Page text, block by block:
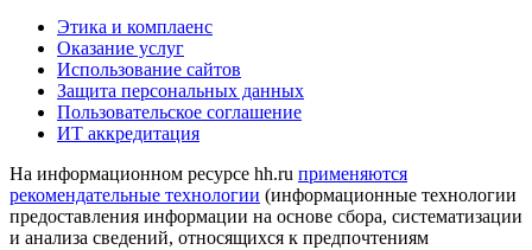
Этика и комплаенс
Оказание услуг
Использование сайтов
Защита персональных данных
Пользовательское соглашение
ИТ аккредитация
На информационном ресурсе hh.ru применяются
рекомендательные технологии (информационные технологии
предоставления информации на основе сбора, систематизации
и анализа сведений, относящихся к предпочтениям